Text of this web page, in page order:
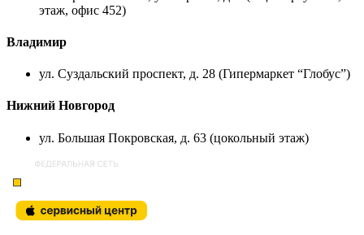
этаж, офис 452)
Владимир
ул. Суздальский проспект, д. 28 (Гипермаркет “Глобус”)
Нижний Новгород
ул. Большая Покровская, д. 63 (цокольный этаж)